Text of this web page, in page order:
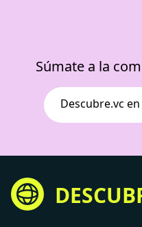
Súmate a la
Descubre.vc